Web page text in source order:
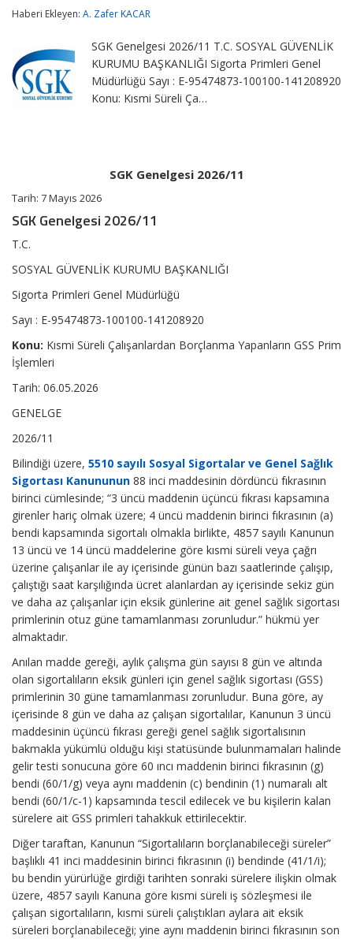
Haberi Ekleyen: A. Zafer KACAR
SGK Genelgesi 2026/11 T.C. SOSYAL GÜVENLİK
KURUMU BAŞKANLIĞI Sigorta Primleri Genel
Müdürlüğü Sayı : E-95474873-100100-141208920
Konu: Kısmi Süreli Ça…
SGK Genelgesi 2026/11
Tarih: 7 Mayıs 2026
SGK Genelgesi 2026/11
T.C.
SOSYAL GÜVENLİK KURUMU BAŞKANLIĞI
Sigorta Primleri Genel Müdürlüğü
Sayı : E-95474873-100100-141208920
Konu: Kısmi Süreli Çalışanlardan Borçlanma Yapanların GSS Prim
İşlemleri
Tarih: 06.05.2026
GENELGE
2026/11
Bilindiği üzere, 5510 sayılı Sosyal Sigortalar ve Genel Sağlık
Sigortası Kanununun 88 inci maddesinin dördüncü fıkrasının
birinci cümlesinde; “3 üncü maddenin üçüncü fıkrası kapsamına
girenler hariç olmak üzere; 4 üncü maddenin birinci fıkrasının (a)
bendi kapsamında sigortalı olmakla birlikte, 4857 sayılı Kanunun
13 üncü ve 14 üncü maddelerine göre kısmi süreli veya çağrı
üzerine çalışanlar ile ay içerisinde günün bazı saatlerinde çalışıp,
çalıştığı saat karşılığında ücret alanlardan ay içerisinde sekiz gün
ve daha az çalışanlar için eksik günlerine ait genel sağlık sigortası
primlerinin otuz güne tamamlanması zorunludur.” hükmü yer
almaktadır.
Anılan madde gereği, aylık çalışma gün sayısı 8 gün ve altında
olan sigortalıların eksik günleri için genel sağlık sigortası (GSS)
primlerinin 30 güne tamamlanması zorunludur. Buna göre, ay
içerisinde 8 gün ve daha az çalışan sigortalılar, Kanunun 3 üncü
maddesinin üçüncü fıkrası gereği genel sağlık sigortalısının
bakmakla yükümlü olduğu kişi statüsünde bulunmamaları halinde
gelir testi sonucuna göre 60 ıncı maddenin birinci fıkrasının (g)
bendi (60/1/g) veya aynı maddenin (c) bendinin (1) numaralı alt
bendi (60/1/c-1) kapsamında tescil edilecek ve bu kişilerin kalan
sürelere ait GSS primleri tahakkuk ettirilecektir.
Diğer taraftan, Kanunun “Sigortalıların borçlanabileceği süreler”
başlıklı 41 inci maddesinin birinci fıkrasının (i) bendinde (41/1/i);
bu bendin yürürlüğe girdiği tarihten sonraki sürelere ilişkin olmak
üzere, 4857 sayılı Kanuna göre kısmi süreli iş sözleşmesi ile
çalışan sigortalıların, kısmi süreli çalıştıkları aylara ait eksik
süreleri borçlanabileceği; yine aynı maddenin birinci fıkrasının son